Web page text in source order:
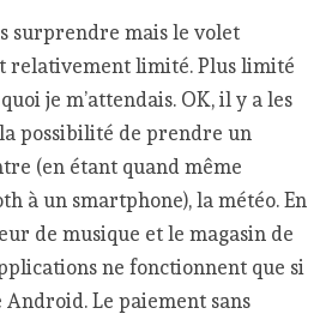
surprendre mais le volet
relativement limité. Plus limité
je m’attendais. OK, il y a les
possibilité de prendre un
(en étant quand même
à un smartphone), la météo. En
de musique et le magasin de
ne fonctionnent que si
Le paiement sans